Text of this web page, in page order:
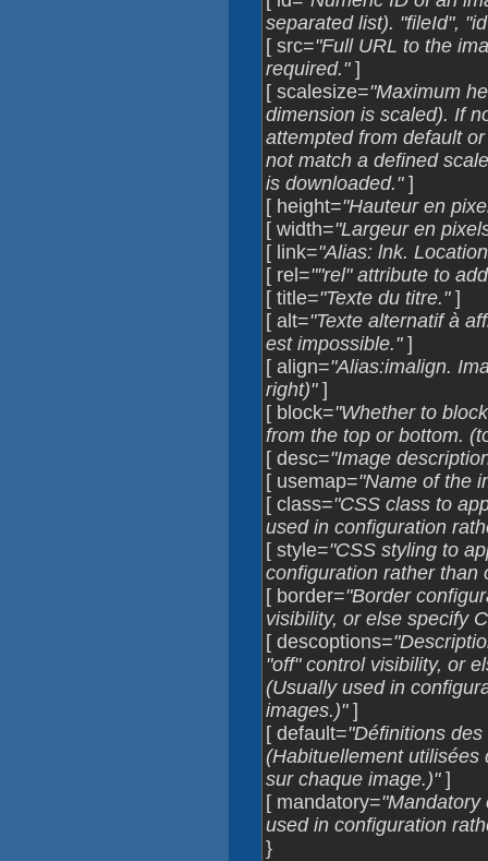
separated list). "fileId",
[ src="Full URL to the
required."]
[ scalesize="Maximum
dimension is scaled). If
attempted from default
not match a defined
is downloaded."]
[ height="Hauteur en
[ width="Largeur en
[ link="Alias: lnk.
[ rel=""rel" attribute to
[ title="Texte du titre."]
[ alt="Texte alternatif à
est impossible."]
[ align="Alias:imalign.
right)"]
[ block="Whether to
from the top or bottom.
[ desc="Image
[ usemap="Name of the
[ class="CSS class to
used in configuration
[ style="CSS styling to
configuration rather than
[ border="Border
visibility, or else specify
[ descoptions=
"off" control visibility, or
(Usually used in
images.)"]
[ default="Définitions
(Habituellement utilisées
sur chaque image.)"]
[ mandatory="Mandatory
used in configuration
}